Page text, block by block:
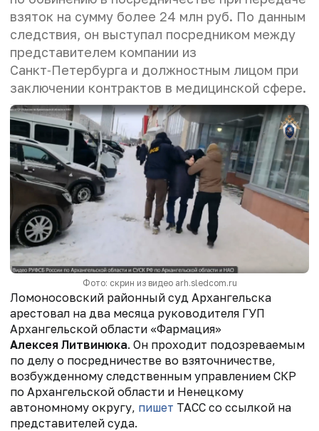
взяток на сумму более 24 млн руб. По данным
следствия, он выступал посредником между
представителем компании из
Санкт‑Петербурга и должностным лицом при
заключении контрактов в медицинской сфере.
Фото: скрин из видео arh.sledcom.ru
Ломоносовский районный суд Архангельска
арестовал на два месяца руководителя ГУП
Архангельской области «Фармация»
Алексея Литвинюка. Он проходит подозреваемым
по делу о посредничестве во взяточничестве,
возбужденному следственным управлением СКР
по Архангельской области и Ненецкому
автономному округу, пишет ТАСС со ссылкой на
представителей суда.